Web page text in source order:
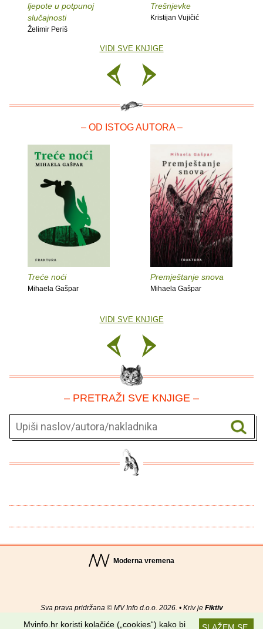
ljepote u potpunoj
slučajnosti
Želimir Periš
Trešnjevke
Kristijan Vujičić
VIDI SVE KNJIGE
– OD ISTOG AUTORA –
Treće noći
Mihaela Gašpar
Premještanje snova
Mihaela Gašpar
VIDI SVE KNJIGE
– PRETRAŽI SVE KNJIGE –
Moderna vremena
Sva prava pridržana © MV Info d.o.o. 2026. • Kriv je Fiktiv
Mvinfo.hr koristi kolačiće („cookies“) kako bi